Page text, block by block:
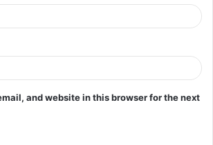
and website in this browser for the next